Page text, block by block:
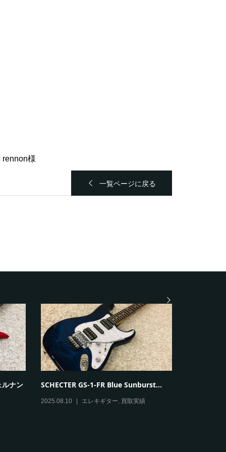
rennon様
一覧ページに戻る
ナン
SCHECTER GS-1-FR Blue Sunburst...
2025.08.10 エレキギター, 買取実績